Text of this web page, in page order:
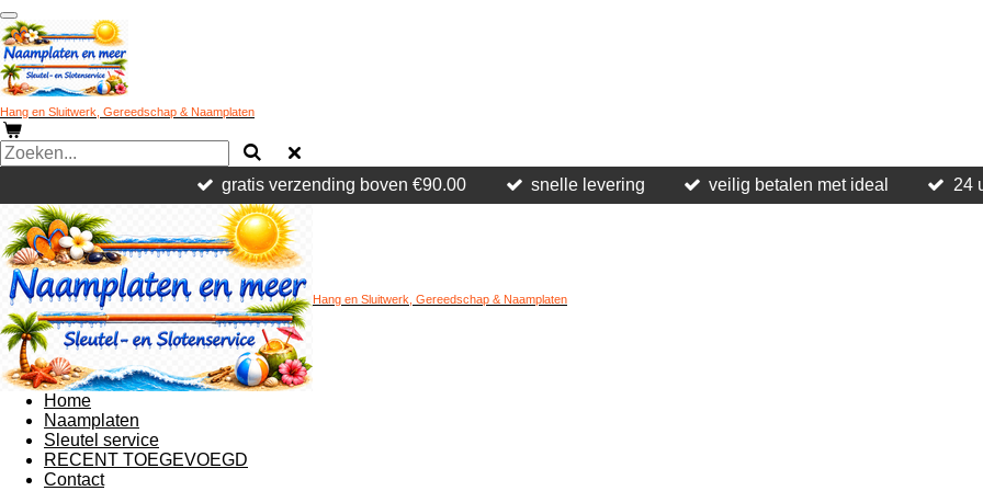
Ga
direct
naar
de
hoofdinhoud
Hang en Sluitwerk, Gereedschap & Naamplaten
gratis verzending boven €90.00 snelle levering veilig betalen met ideal 24
Hang en Sluitwerk, Gereedschap & Naamplaten
Home
Naamplaten
Sleutel service
RECENT TOEGEVOEGD
Contact